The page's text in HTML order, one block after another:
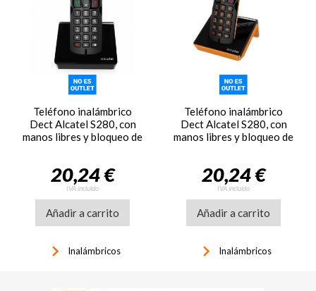
Teléfono inalámbrico
Dect Alcatel S280, con
manos libres y bloqueo de
20,24 €
IVA incluido
Añadir a carrito
keyboard_arrow_right Inalámbricos
Teléfono inalámbrico
Dect Alcatel S280, con
manos libres y bloqueo de
20,24 €
IVA incluido
Añadir a carrito
keyboard_arrow_right Inalámbricos